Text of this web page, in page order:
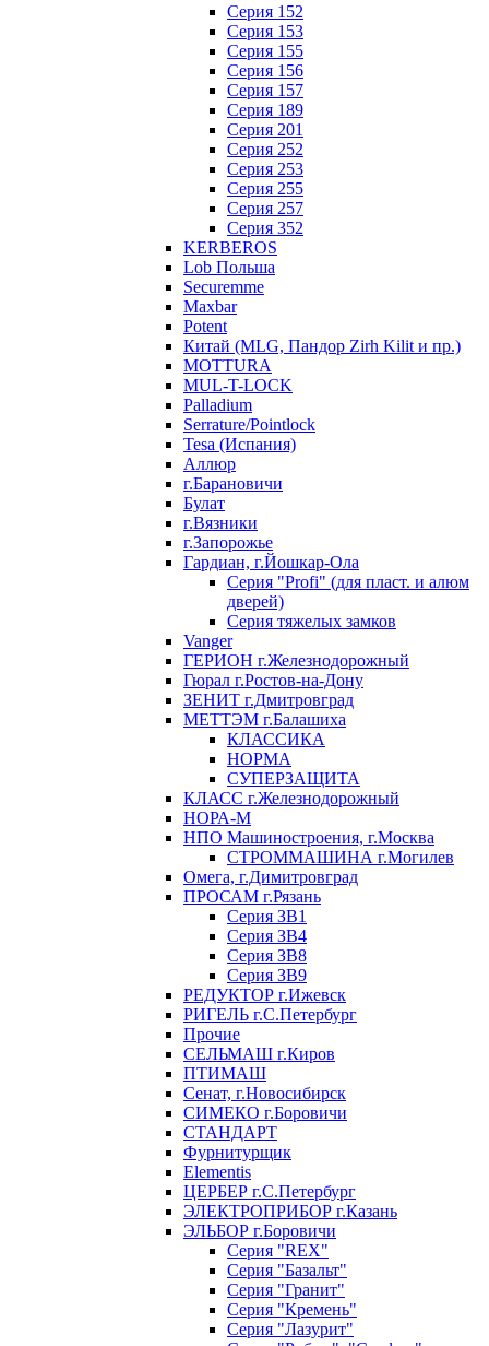
Серия 152
Серия 153
Серия 155
Серия 156
Серия 157
Серия 189
Серия 201
Серия 252
Серия 253
Серия 255
Серия 257
Серия 352
KERBEROS
Lob Польша
Securemme
Maxbar
Potent
Китай (MLG, Пандор Zirh Kilit и пр.)
MOTTURA
MUL-T-LOCK
Palladium
Serrature/Pointlock
Tesa (Испания)
Аллюр
г.Барановичи
Булат
г.Вязники
г.Запорожье
Гардиан, г.Йошкар-Ола
Серия "Profi" (для пласт. и алюм
дверей)
Серия тяжелых замков
Vanger
ГЕРИОН г.Железнодорожный
Гюрал г.Ростов-на-Дону
ЗЕНИТ г.Дмитровград
МЕТТЭМ г.Балашиха
КЛАССИКА
НОРМА
СУПЕРЗАЩИТА
КЛАСС г.Железнодорожный
НОРА-М
НПО Машиностроения, г.Москва
СТРОММАШИНА г.Могилев
Омега, г.Димитровград
ПРОСАМ г.Рязань
Серия ЗВ1
Серия ЗВ4
Серия ЗВ8
Серия ЗВ9
РЕДУКТОР г.Ижевск
РИГЕЛЬ г.С.Петербург
Прочие
СЕЛЬМАШ г.Киров
ПТИМАШ
Сенат, г.Новосибирск
СИМЕКО г.Боровичи
СТАНДАРТ
Фурнитурщик
Elementis
ЦЕРБЕР г.С.Петербург
ЭЛЕКТРОПРИБОР г.Казань
ЭЛЬБОР г.Боровичи
Серия "REX"
Серия "Базальт"
Серия "Гранит"
Серия "Кремень"
Серия "Лазурит"